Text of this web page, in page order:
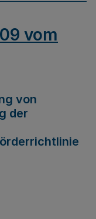
vom
von
der